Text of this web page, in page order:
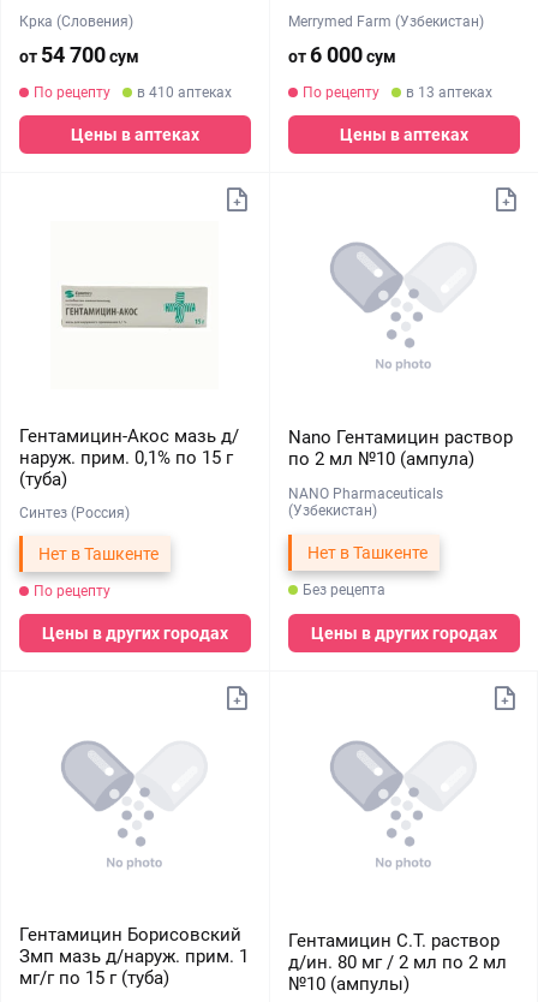
Крка (Словения)
от 54 700сум
По рецепту в 410 аптеках
Цены в аптеках
Merrymed Farm (Узбекистан)
от6 000сум
По рецепту в 13 аптеках
Цены в аптеках
Гентамицин-Акос мазь д/
наруж. прим. 0,1% по 15 г
(туба)
Синтез (Россия)
Нет в Ташкенте
По рецепту
Цены в других городах
Nano Гентамицин раствор
по 2 мл №10 (ампула)
NANO Pharmaceuticals
(Узбекистан)
Нет в Ташкенте
Без рецепта
Цены в других городах
Гентамицин Борисовский
Змп мазь д/наруж. прим. 1
мг/г по 15 г (туба)
Гентамицин С.Т. раствор
д/ин. 80 мг / 2 мл по 2 мл
№10 (ампулы)